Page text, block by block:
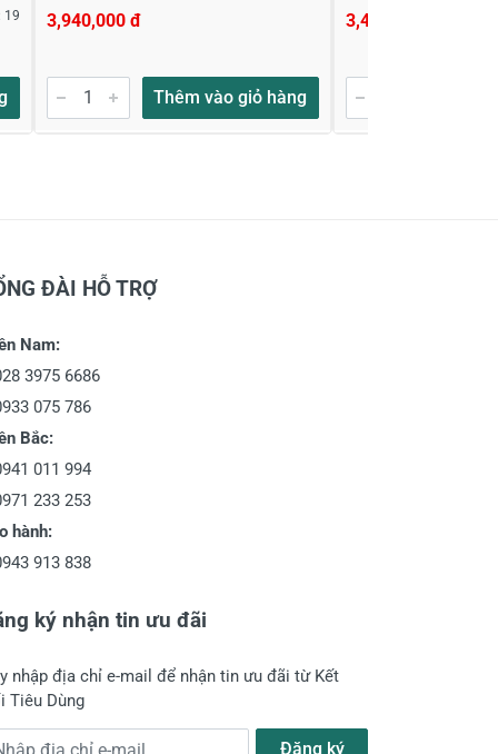
19 3,940,000 đ
Thêm vào giỏ hàng
3,473,000 đ
ĐÀI HỖ TRỢ
Nam:
3975 6686
075 786
Bắc:
011 994
233 253
hành:
913 838
ký nhận tin ưu đãi
nhập địa chỉ e-mail để nhận tin ưu đãi từ Kết
Tiêu Dùng
chỉ e-mail Đăng ký